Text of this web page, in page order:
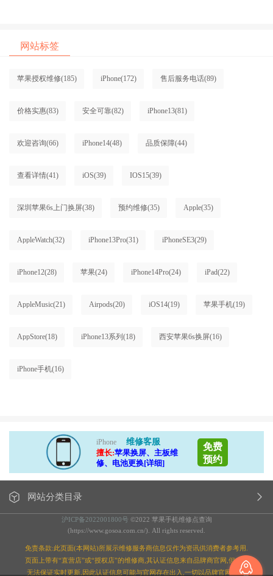
网站标签
苹果授权维修(185) iPhone(172) 售后服务电话(89)
价格实惠(83) 安全可靠(82) iPhone13(81)
欢迎咨询(66) iPhone14(48) 品质保障(44)
查看详情(41) iOS(39) IOS15(39)
深圳苹果6s上门换屏(38) 预约维修(35) Apple(35)
AppleWatch(32) iPhone13Pro(31) iPhoneSE3(29)
iPhone12(28) 苹果(24) iPhone14Pro(24) iPad(22)
AppleMusic(21) Airpods(20) iOS14(19) 苹果手机(19)
AppStore(18) iPhone13系列 (18) 西安苹果6s换屏(16)
iPhone手机(16)
iPhone
维修客服
擅长:苹果换屏、主板维
修、电池更换[详细]
免费
预约
网站分类目录
沪ICP备2022001800号 ©2022 苹果手机维修点查询
(https://www.gosoa.com.cn/). All rights reserved.
免责条款:此页面(本网站)所展示维修服务商信息仅作为资讯供消费者参考用.
页面上带有“直营店”或“授权店”的维修商,其认证信息来自品牌商官网,但本站
无法保证实时更新,因此认证信息可能与官网存在出入,一切以品牌官网为准;